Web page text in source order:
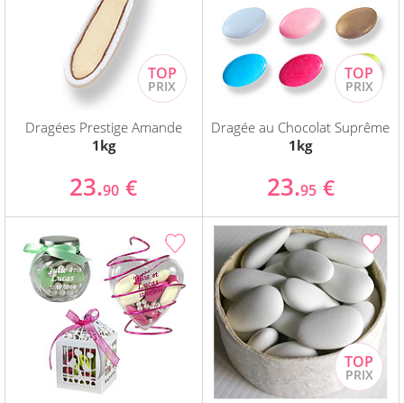
Dragées Prestige Amande
1kg
23.90 €
Dragée au Chocolat Suprême
1kg
23.95 €